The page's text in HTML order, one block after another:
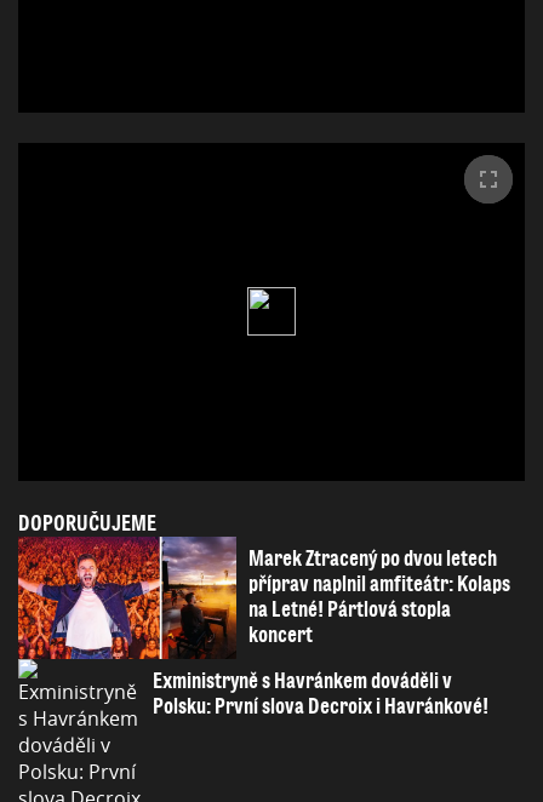
DOPORUČUJEME
Marek Ztracený po dvou letech
příprav naplnil amfiteátr: Kolaps
na Letné! Pártlová stopla
koncert
Exministryně s Havránkem dováděli v
Polsku: První slova Decroix i Havránkové!